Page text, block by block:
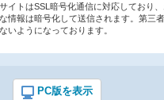
イトはSSL暗号化通信に対応しており
情報は暗号化して送信されます。第三
いようになっております。